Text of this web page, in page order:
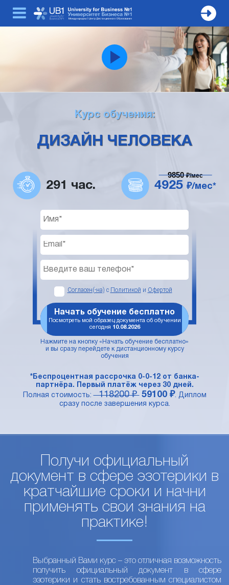
Курс обучения:
ДИЗАЙН ЧЕЛОВЕКА
291 час. 4925 ₽/мес*
9850₽/мес
Согласен(-на) с Политикой и Офертой
Начать обучение бесплатно
Посмотреть мой образец документа об обучении
сегодня 10.08.2026
Нажмите на кнопку «Начать обучение бесплатно»
и вы сразу перейдете к дистанционному курсу
обучения
*Беспроцентная рассрочка 0-0-12 от банка-
партнёра. Первый платёж через 30 дней.
Полная стоимость:118200 ₽ 59100 ₽. Диплом
сразу после завершения курса.
Получи официальный
документ в сфере эзотерики в
кратчайшие сроки и начни
применять свои знания на
практике!
Выбранный Вами курс – это отличная возможность
получить официальный документ в сфере
эзотерики и стать востребованным специалистом